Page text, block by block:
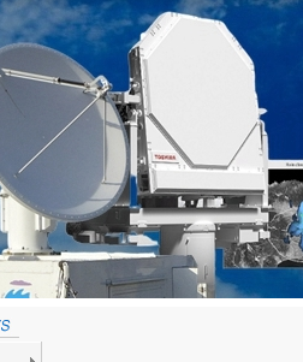
關於我們> 產品介紹